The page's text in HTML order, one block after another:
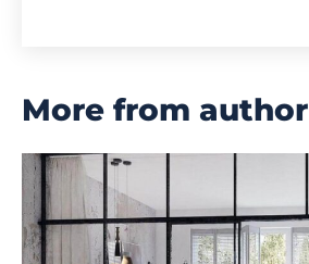
More from author